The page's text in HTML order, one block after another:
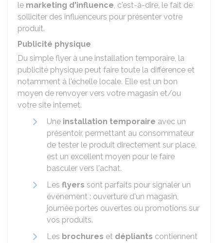
le marketing d'influence, c'est-à-dire, le fait de
solliciter des influenceurs pour présenter votre
produit.
Publicité physique
Du simple flyer à une installation temporaire, la
publicité physique peut faire toute la différence et
notamment à l'échelle locale. Elle est un bon
moyen de renvoyer vers votre magasin et/ou
votre site internet.
Une installation temporaire avec un
présentoir, permettant au consommateur
de tester le produit directement sur place,
est un excellent moyen pour le faire
basculer vers l'achat.
Les flyers sont parfaits pour signaler un
événement : ouverture d'un magasin,
journée portes ouvertes ou promotions sur
vos produits.
Les brochures et dépliants contiennent